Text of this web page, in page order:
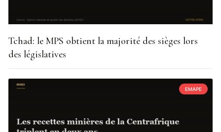
Tchad: le MPS obtient la majorité des sièges lors
des législatives
EMAPE